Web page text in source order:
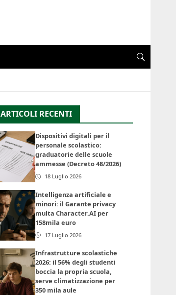
ARTICOLI RECENTI
Dispositivi digitali per il
personale scolastico:
graduatorie delle scuole
ammesse (Decreto 48/2026)
18 Luglio 2026
Intelligenza artificiale e
minori: il Garante privacy
multa Character.AI per
158mila euro
17 Luglio 2026
Infrastrutture scolastiche
2026: il 56% degli studenti
boccia la propria scuola,
serve climatizzazione per
350 mila aule